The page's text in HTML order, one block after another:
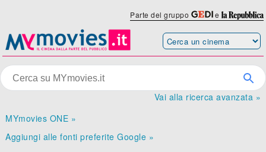
Parte del gruppo e
Vai alla ricerca avanzata »
MYmovies ONE »
Aggiungi alle fonti preferite Google »